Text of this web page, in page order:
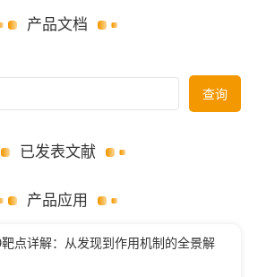
产品文档
查询
已发表文献
产品应用
靶点详解：从发现到作用机制的全景解